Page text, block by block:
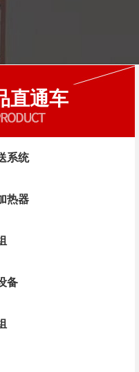
直通车
系统
热器
备